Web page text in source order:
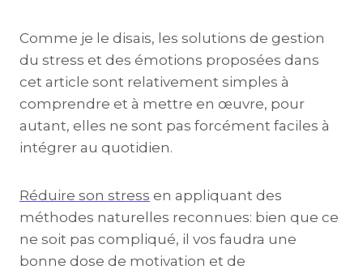
Comme je le disais, les solutions de gestion
du stress et des émotions proposées dans
cet article sont relativement simples à
comprendre et à mettre en œuvre, pour
autant, elles ne sont pas forcément faciles à
intégrer au quotidien.
Réduire son stress en appliquant des
méthodes naturelles reconnues: bien que ce
ne soit pas compliqué, il vos faudra une
bonne dose de motivation et de